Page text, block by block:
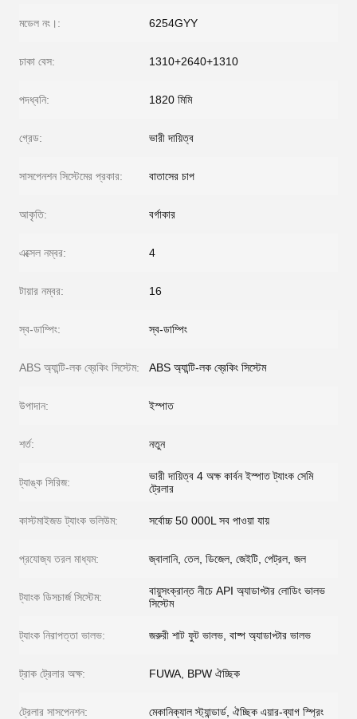
মডেল নং।: 6254GYY
চাকা বেস: 1310+2640+1310
পদধ্বনি: 1820 মিমি
গ্রেড: ভারী দায়িত্ব
সাসপেনশন সিস্টেমের প্রকার: বাতাসের চাপ
আকৃতি: বর্গাকার
এক্সেল নম্বর: 4
টায়ার নম্বর: 16
স্ব-ডাম্পিং: স্ব-ডাম্পিং
ABS অ্যান্টি-লক ব্রেকিং সিস্টেম: ABS অ্যান্টি-লক ব্রেকিং সিস্টেম
উপাদান: ইস্পাত
শর্ত: নতুন
ট্যাঙ্ক সিরিজ:
ভারী দায়িত্ব 4 অক্ষ কার্বন ইস্পাত ট্যাংক সেমি
ট্রেলার
কাস্টমাইজড ট্যাংক ভলিউম: সর্বোচ্চ 50 000L সব পাওয়া যায়
প্রযোজ্য তরল মাধ্যম: জ্বালানি, তেল, ডিজেল, জেইটি, পেট্রল, জল
ট্যাংক ডিসচার্জ সিস্টেম:
বায়ুসংক্রান্ত নীচে API অ্যাডাপ্টার লোডিং ভালভ
সিস্টেম
ট্যাংক নিরাপত্তা ভালভ: জরুরী শাট ফুট ভালভ, বাষ্প অ্যাডাপ্টার ভালভ
ট্রাক ট্রেলার অক্ষ: FUWA, BPW ঐচ্ছিক
ট্রেলার সাসপেনশন: মেকানিক্যাল স্ট্যান্ডার্ড, ঐচ্ছিক এয়ার-ব্যাগ স্প্রিং